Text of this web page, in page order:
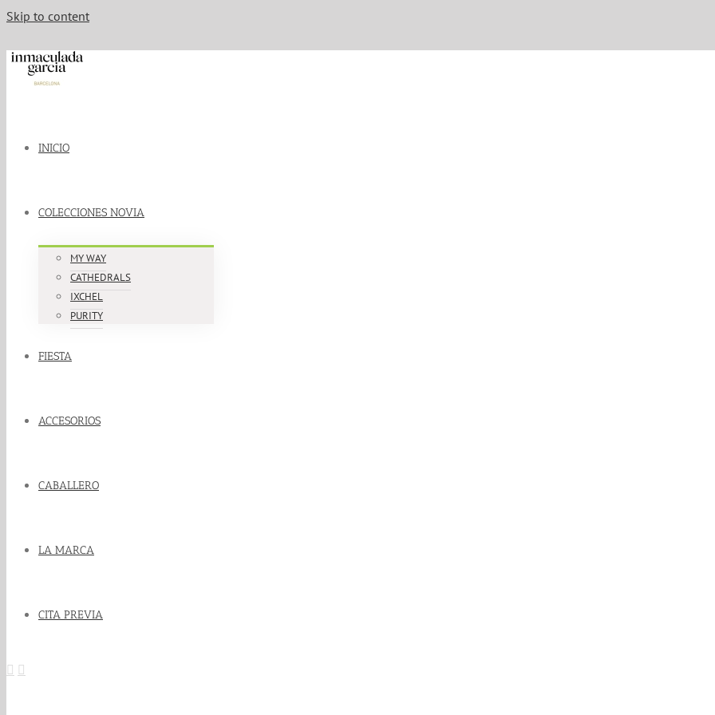
Skip to content
INICIO
COLECCIONES NOVIA
MY WAY
CATHEDRALS
IXCHEL
PURITY
FIESTA
ACCESORIOS
CABALLERO
LA MARCA
CITA PREVIA